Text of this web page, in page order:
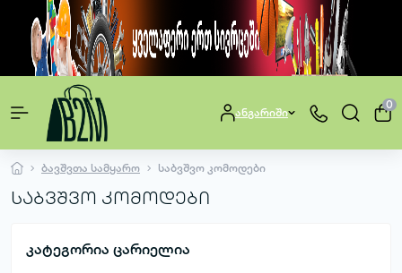
ანგარიში
0
ბავშვთა სამყარო საბვშვო კომოდები
საბვშვო კომოდები
კატეგორია ცარიელია